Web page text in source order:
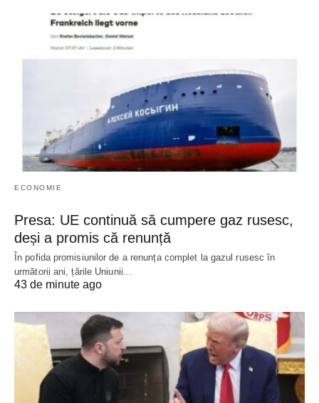
ECONOMIE
Presa: UE continuă să cumpere gaz rusesc,
deși a promis că renunță
În pofida promisiunilor de a renunța complet la gazul rusesc în
următorii ani, țările Uniunii…
43 de minute ago